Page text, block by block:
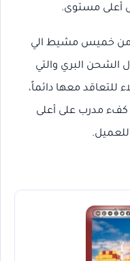
أعلى مستوى.
من خميس مشيط الي
الشحن البري والتي
للتعاقد معها دائماً،
مدرب على أعلى